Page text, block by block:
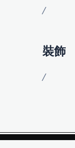
/
裝飾
/